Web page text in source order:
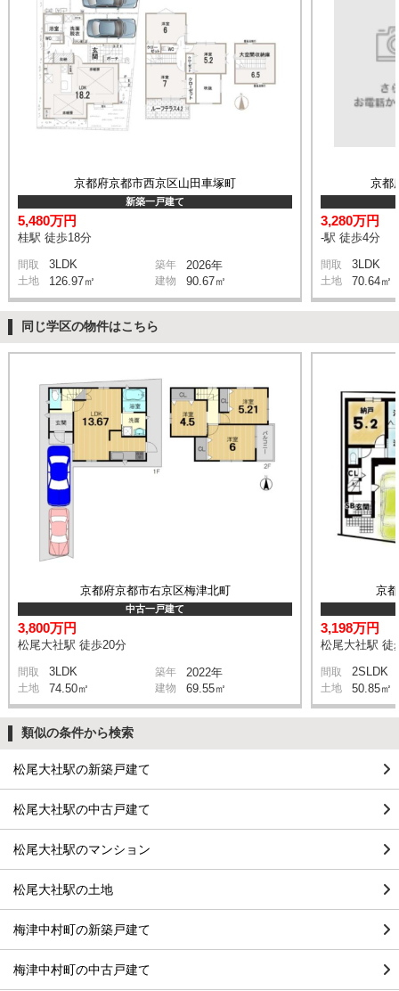
京都府京都市西京区山田車塚町
新築一戸建て
5,480万円
桂駅 徒歩18分
間取 3LDK 築年 2026年
土地 126.97㎡ 建物 90.67㎡
京都
3,280万円
-駅 徒歩4分
間取 3LDK
土地 70.64㎡
同じ学区の物件はこちら
京都府京都市右京区梅津北町
中古一戸建て
3,800万円
松尾大社駅 徒歩20分
間取 3LDK 築年 2022年
土地 74.50㎡ 建物 69.55㎡
京
3,198万円
松尾大社駅 徒
間取 2SLDK
土地 50.85㎡
類似の条件から検索
松尾大社駅の新築戸建て
松尾大社駅の中古戸建て
松尾大社駅のマンション
松尾大社駅の土地
梅津中村町の新築戸建て
梅津中村町の中古戸建て